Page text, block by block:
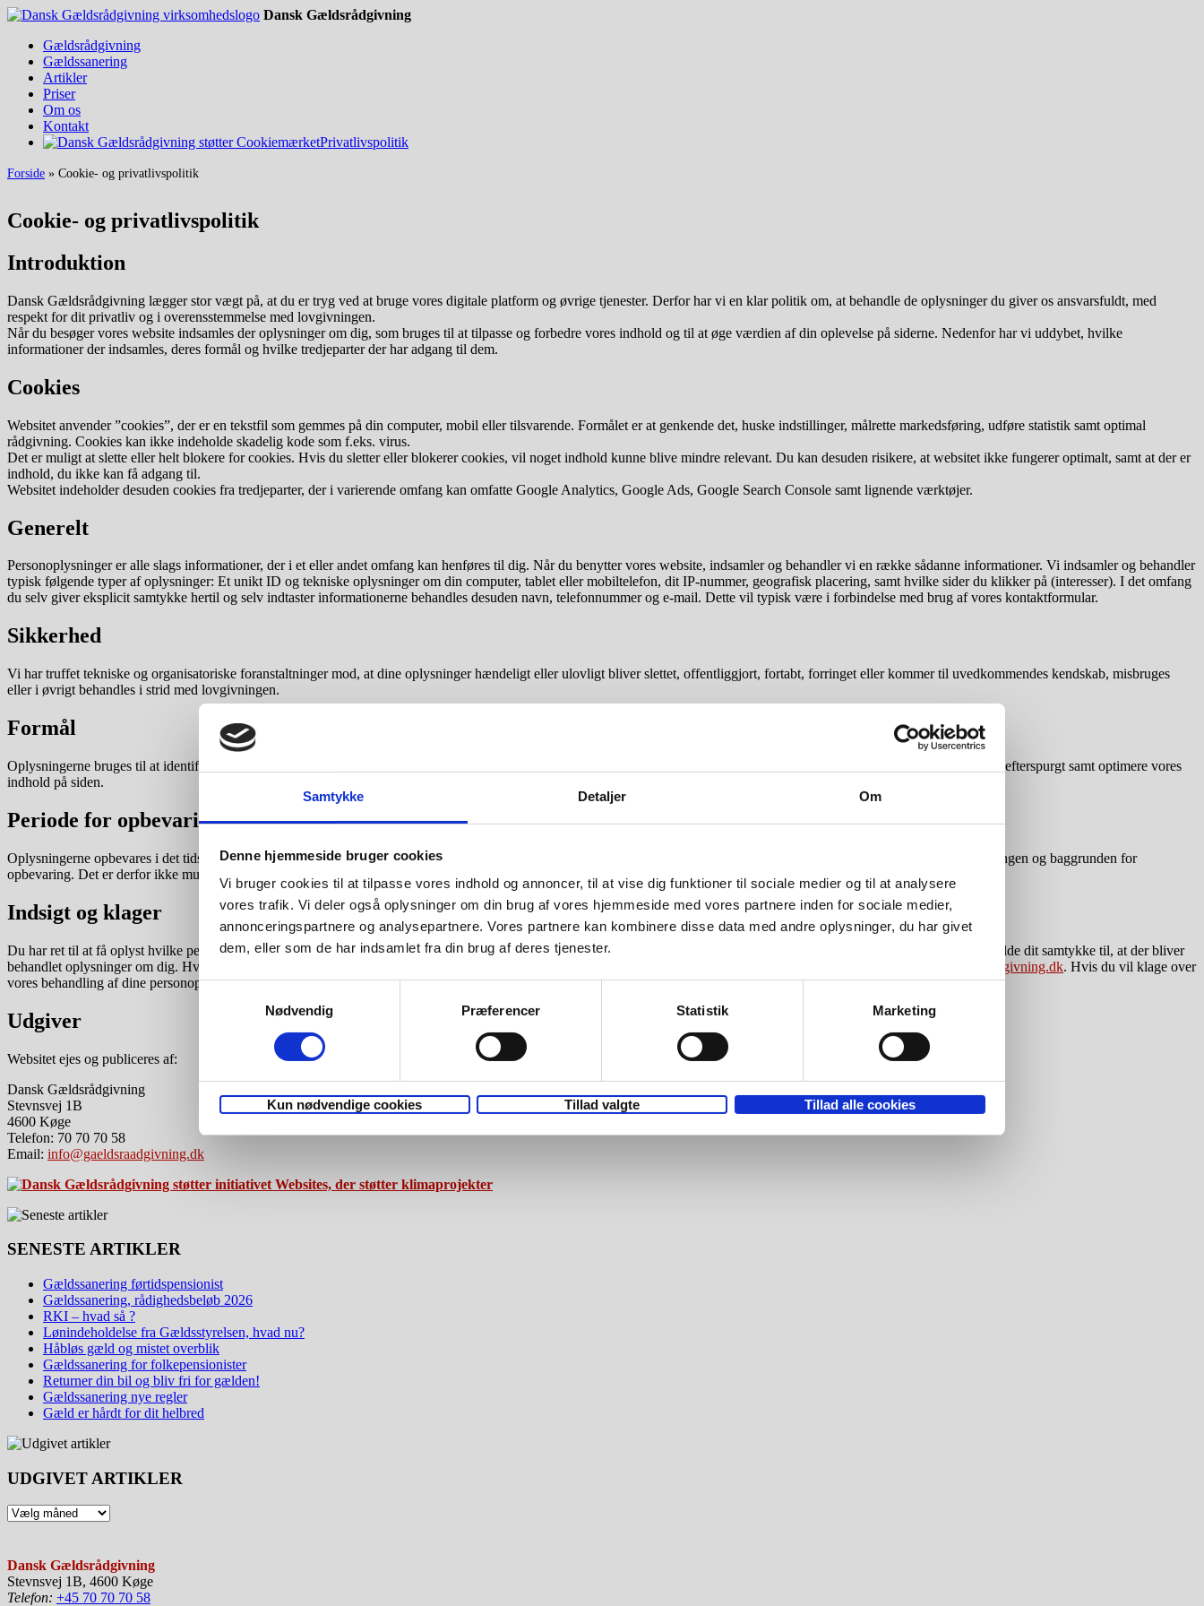
Samtykke Detaljer Om
Denne hjemmeside bruger cookies
Vi bruger cookies til at tilpasse vores indhold og annoncer, til at vise dig funktioner til sociale medier og til at analysere
vores trafik. Vi deler også oplysninger om din brug af vores hjemmeside med vores partnere inden for sociale medier,
annonceringspartnere og analysepartnere. Vores partnere kan kombinere disse data med andre oplysninger, du har givet
dem, eller som de har indsamlet fra din brug af deres tjenester.
Samtykkevalg
Nødvendig
Præferencer Statistik Marketing
Kun nødvendige cookies Tillad valgte Tillad alle cookies
Dansk Gældsrådgivning
Gældsrådgivning
Gældssanering
Artikler
Priser
Om os
Kontakt
Privatlivspolitik
Forside » Cookie- og privatlivspolitik
Cookie- og privatlivspolitik
Introduktion
Dansk Gældsrådgivning lægger stor vægt på, at du er tryg ved at bruge vores digitale platform og øvrige tjenester. Derfor har vi en klar politik om, at behandle de oplysninger du giver os ansvarsfuldt, med
respekt for dit privatliv og i overensstemmelse med lovgivningen.
Når du besøger vores website indsamles der oplysninger om dig, som bruges til at tilpasse og forbedre vores indhold og til at øge værdien af din oplevelse på siderne. Nedenfor har vi uddybet, hvilke
informationer der indsamles, deres formål og hvilke tredjeparter der har adgang til dem.
Cookies
Websitet anvender ”cookies”, der er en tekstfil som gemmes på din computer, mobil eller tilsvarende. Formålet er at genkende det, huske indstillinger, målrette markedsføring, udføre statistik samt optimal
rådgivning. Cookies kan ikke indeholde skadelig kode som f.eks. virus.
Det er muligt at slette eller helt blokere for cookies. Hvis du sletter eller blokerer cookies, vil noget indhold kunne blive mindre relevant. Du kan desuden risikere, at websitet ikke fungerer optimalt, samt at der er
indhold, du ikke kan få adgang til.
Websitet indeholder desuden cookies fra tredjeparter, der i varierende omfang kan omfatte Google Analytics, Google Ads, Google Search Console samt lignende værktøjer.
Generelt
Personoplysninger er alle slags informationer, der i et eller andet omfang kan henføres til dig. Når du benytter vores website, indsamler og behandler vi en række sådanne informationer. Vi indsamler og behandler
typisk følgende typer af oplysninger: Et unikt ID og tekniske oplysninger om din computer, tablet eller mobiltelefon, dit IP-nummer, geografisk placering, samt hvilke sider du klikker på (interesser). I det omfang
du selv giver eksplicit samtykke hertil og selv indtaster informationerne behandles desuden navn, telefonnummer og e-mail. Dette vil typisk være i forbindelse med brug af vores kontaktformular.
Sikkerhed
Vi har truffet tekniske og organisatoriske foranstaltninger mod, at dine oplysninger hændeligt eller ulovligt bliver slettet, offentliggjort, fortabt, forringet eller kommer til uvedkommendes kendskab, misbruges
eller i øvrigt behandles i strid med lovgivningen.
Formål
Oplysningerne bruges til at identificere dig som bruger, at vise dig de annoncer som vil have størst sandsynlighed for at være relevante for dig, at kunne levere de services du har efterspurgt samt optimere vores
indhold på siden.
Periode for opbevaring
Oplysningerne opbevares i det tidsrum, der er tilladt i henhold til lovgivningen, og vi sletter dem, når de ikke længere er nødvendige. Perioden afhænger af karakteren af oplysningen og baggrunden for
opbevaring. Det er derfor ikke muligt at angive en generel tidsramme for, hvornår informationer slettes.
Indsigt og klager
Du har ret til at få oplyst hvilke personoplysninger, som vi behandler om dig. Du kan desuden til enhver tid, gøre indsigelse mod at oplysninger anvendes. Du kan også tilbagekalde dit samtykke til, at der bliver
behandlet oplysninger om dig. Hvis de oplysninger der behandles om dig er forkerte, har du ret til, at de bliver rettet eller slettet. Henvendelse herom kan ske til
info@gaeldsraadgivning.dk. Hvis du vil klage over
vores behandling af dine personoplysninger, har du også mulighed for at tage kontakt til Datatilsynet.
Udgiver
Websitet ejes og publiceres af:
Dansk Gældsrådgivning
Stevnsvej 1B
4600 Køge
Telefon: 70 70 70 58
Email: info@gaeldsraadgivning.dk
SENESTE ARTIKLER
Gældssanering førtidspensionist
Gældssanering, rådighedsbeløb 2026
RKI – hvad så ?
Lønindeholdelse fra Gældsstyrelsen, hvad nu?
Håbløs gæld og mistet overblik
Gældssanering for folkepensionister
Returner din bil og bliv fri for gælden!
Gældssanering nye regler
Gæld er hårdt for dit helbred
UDGIVET ARTIKLER
Dansk Gældsrådgivning
Stevnsvej 1B, 4600 Køge
Telefon: +45 70 70 70 58